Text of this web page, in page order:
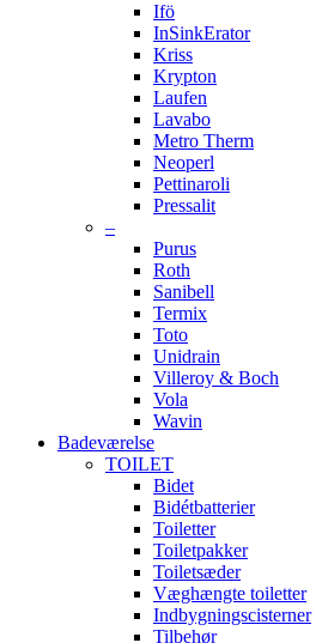
Ifö
InSinkErator
Kriss
Krypton
Laufen
Lavabo
Metro Therm
Neoperl
Pettinaroli
Pressalit
–
Purus
Roth
Sanibell
Termix
Toto
Unidrain
Villeroy & Boch
Vola
Wavin
Badeværelse
TOILET
Bidet
Bidétbatterier
Toiletter
Toiletpakker
Toiletsæder
Væghængte toiletter
Indbygningscisterner
Tilbehør